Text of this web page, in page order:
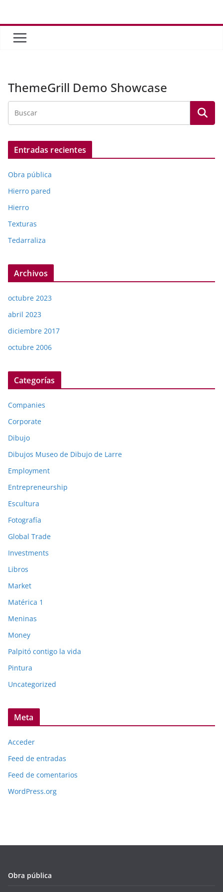
contenido
ThemeGrill Demo Showcase
Entradas recientes
Obra pública
Hierro pared
Hierro
Texturas
Tedarraliza
Archivos
octubre 2023
abril 2023
diciembre 2017
octubre 2006
Categorías
Companies
Corporate
Dibujo
Dibujos Museo de Dibujo de Larre
Employment
Entrepreneurship
Escultura
Fotografía
Global Trade
Investments
Libros
Market
Matérica 1
Meninas
Money
Palpitó contigo la vida
Pintura
Uncategorized
Meta
Acceder
Feed de entradas
Feed de comentarios
WordPress.org
Obra pública